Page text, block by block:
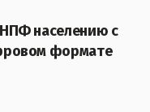
населению с
формате